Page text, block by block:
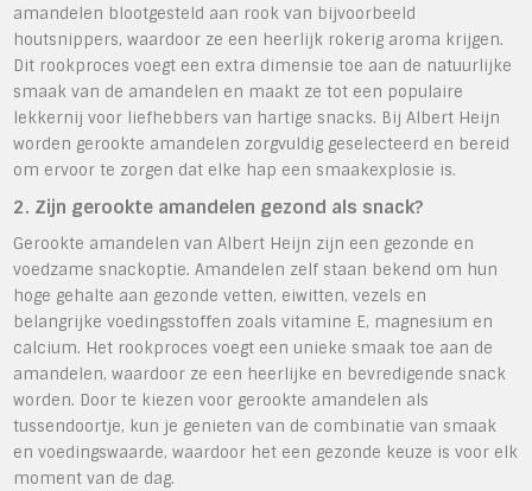
amandelen blootgesteld aan rook van bijvoorbeeld
houtsnippers, waardoor ze een heerlijk rokerig aroma krijgen.
Dit rookproces voegt een extra dimensie toe aan de natuurlijke
smaak van de amandelen en maakt ze tot een populaire
lekkernij voor liefhebbers van hartige snacks. Bij Albert Heijn
worden gerookte amandelen zorgvuldig geselecteerd en bereid
om ervoor te zorgen dat elke hap een smaakexplosie is.
2. Zijn gerookte amandelen gezond als snack?
Gerookte amandelen van Albert Heijn zijn een gezonde en
voedzame snackoptie. Amandelen zelf staan bekend om hun
hoge gehalte aan gezonde vetten, eiwitten, vezels en
belangrijke voedingsstoffen zoals vitamine E, magnesium en
calcium. Het rookproces voegt een unieke smaak toe aan de
amandelen, waardoor ze een heerlijke en bevredigende snack
worden. Door te kiezen voor gerookte amandelen als
tussendoortje, kun je genieten van de combinatie van smaak
en voedingswaarde, waardoor het een gezonde keuze is voor elk
moment van de dag.